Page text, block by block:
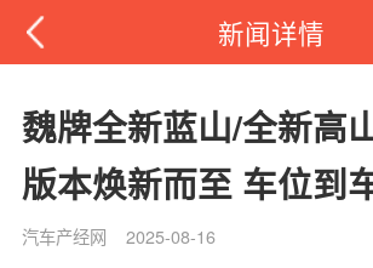
新闻详情
魏牌全新蓝山/全新高
版本焕新而至 车位到
汽车产经网 2025-08-16